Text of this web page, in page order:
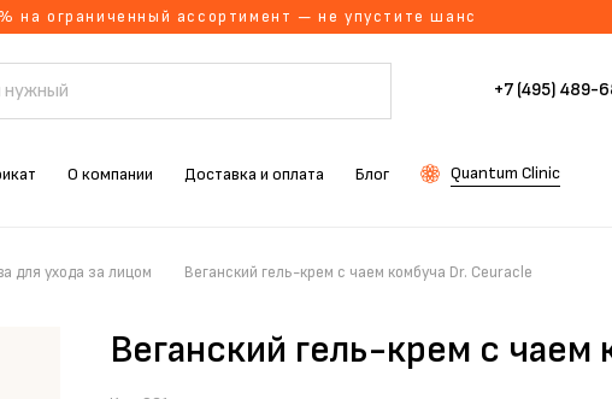
на ограниченный ассортимент — не упустите шанс
+7 (495) 489-
О компании Доставка и оплата Блог Quantum Clinic
для ухода за лицом Веганский гель-крем с чаем комбуча Dr. Ceuracle
Веганский гель-крем с чаем